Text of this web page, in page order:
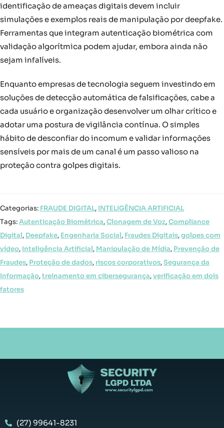
identificação de ameaças digitais devem incluir
simulações e exemplos reais de manipulação por deepfake.
Ferramentas que integram autenticação biométrica com
validação algorítmica podem ajudar, embora ainda não
sejam infalíveis.
Enquanto empresas de tecnologia seguem investindo em
soluções de detecção automática de falsificações, cabe a
cada usuário e organização desenvolver um olhar crítico e
adotar uma postura de vigilância contínua. O simples
hábito de desconfiar do incomum e validar informações
sensíveis por mais de um canal é um passo valioso na
proteção contra golpes digitais.
Categorias: FRAUDE DIGITAL, INTELIGÊNCIA ARTIFICIAL
Tags:Autenticação Biométrica,Clonagem de Voz,Compliance
Digital, Deepfake, Engenharia Social, Fraudes Digitais,golpes com
vídeo, Inteligência Artificial, Manipulação de Mídia, Prevenção de
Fraudes, Proteção de dados, riscos corporativos,Segurança da
Informação,treinamento em cibersegurança,verificação em dois
fatores
(27) 99641-8231